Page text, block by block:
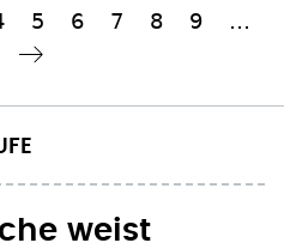
Seite
5 Seite
6 Seite
7 Seite
8 Seite
9
…
weist